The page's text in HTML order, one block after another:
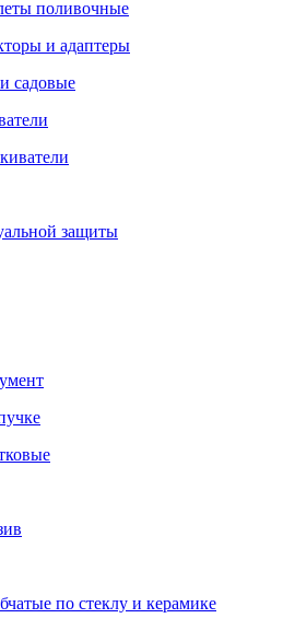
поливочные
и адаптеры
садовые
защиты
по стеклу и керамике